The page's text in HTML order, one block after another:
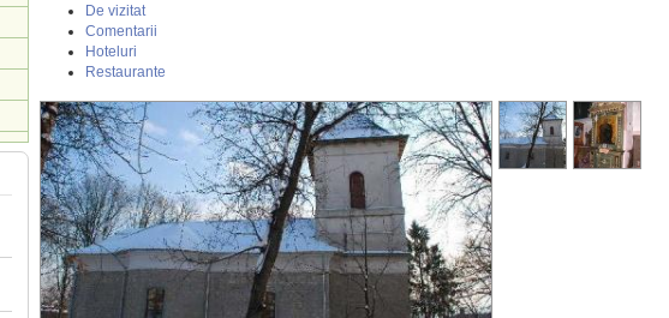
De vizitat
Comentarii
Hoteluri
Restaurante